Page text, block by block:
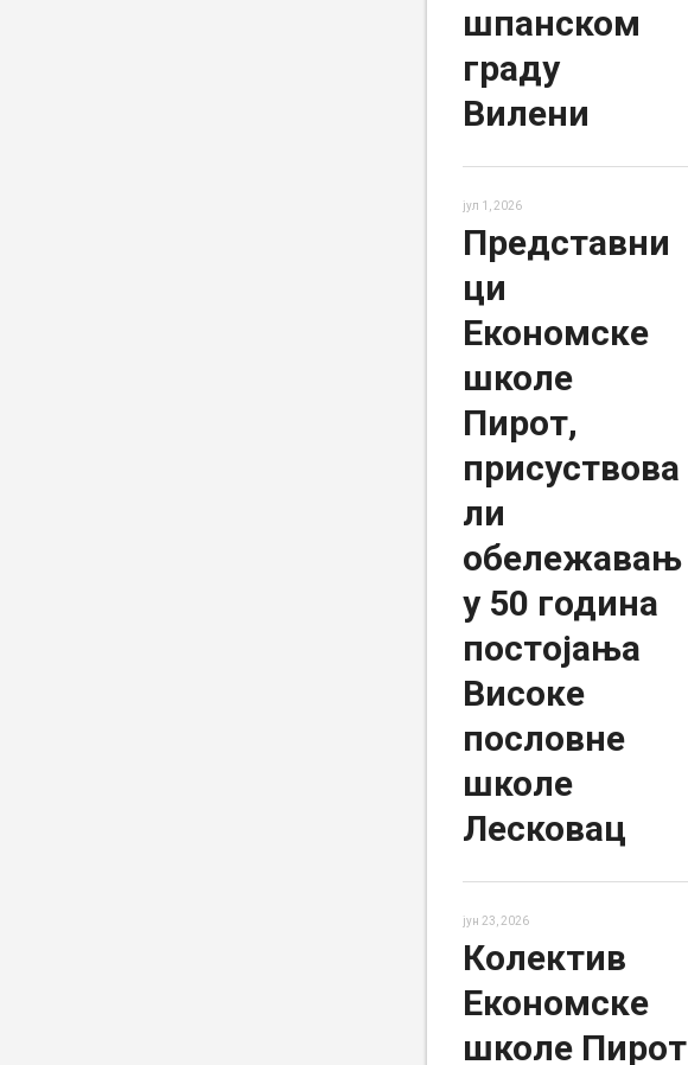
шпанском
граду
Вилени
јул 1, 2026
Представни
ци
Економске
школе
Пирот,
присуствова
ли
обележавањ
у 50 година
постојања
Високе
пословне
школе
Лесковац
јун 23, 2026
Колектив
Економске
школе Пирот